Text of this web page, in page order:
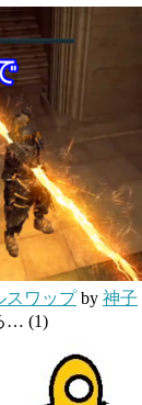
スワップby 神子
… (1)